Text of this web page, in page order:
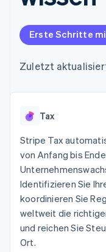
125
Terminal
Zahlungen vor Ort
Boost
Beschleunigter
Financial
Connections
Verbundene
Finanzdaten
Mehr
Product roadmap
Ausblick
Erste Schritte
Zuletzt
Tax
Stripe Tax
von Anfang bis
Identifizieren Sie
koordinieren Sie
weltweit die
und reichen Sie
Ort.